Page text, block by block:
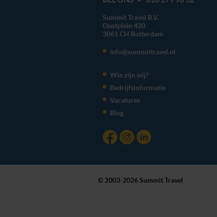
Summit Travel B.V.
Oostplein 420
3061 CH Rotterdam
info@summittravel.nl
Wie zijn wij?
Bedrijfsinformatie
Vacatures
Blog
© 2003-2026 Summit Travel